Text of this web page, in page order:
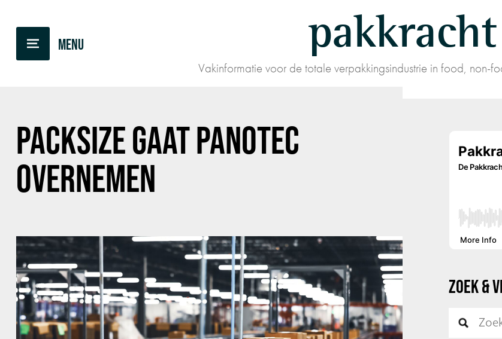
pakkracht
Vakinformatie voor de totale verpakkingsindustrie in food, non-
PACKSIZE GAAT PANOTEC
OVERNEMEN
ZOEK &